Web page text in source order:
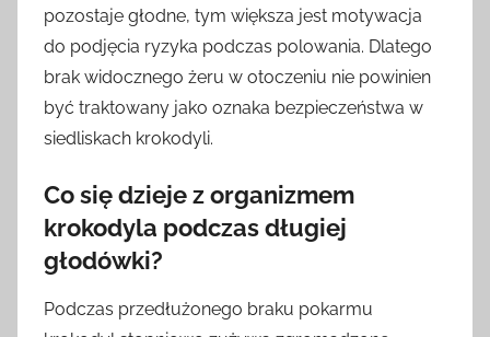
pozostaje głodne, tym większa jest motywacja
do podjęcia ryzyka podczas polowania. Dlatego
brak widocznego żeru w otoczeniu nie powinien
być traktowany jako oznaka bezpieczeństwa w
siedliskach krokodyli.
Co się dzieje z organizmem
krokodyla podczas długiej
głodówki?
Podczas przedłużonego braku pokarmu